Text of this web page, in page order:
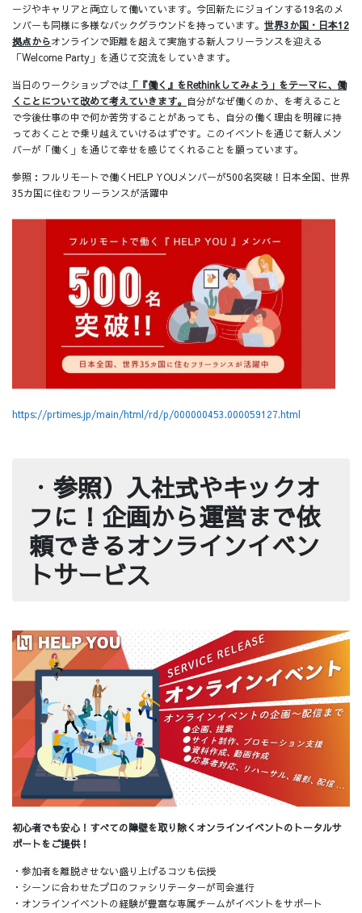
ージやキャリアと両立して働いています。今回新たにジョインする19名のメ
ンバーも同様に多様なバックグラウンドを持っています。 世界3か国・日本12
拠点からオンラインで距離を超えて実施する新人フリーランスを迎える
「Welcome Party」を通じて交流をしていきます。
当日のワークショップでは 「『働く』をRethinkしてみよう」をテーマに、働
くことについて改めて考えていきます。 自分がなぜ働くのか、を考えること
で今後仕事の中で何か苦労することがあっても、自分の働く理由を明確に持
っておくことで乗り越えていけるはずです。このイベントを通じて新人メン
バーが「働く」を通じて幸せを感じてくれることを願っています。
参照：フルリモートで働くHELP YOUメンバーが500名突破！日本全国、世界
35カ国に住むフリーランスが活躍中
https://prtimes.jp/main/html/rd/p/000000453.000059127.html
・ 参照）入社式やキックオ
フに！企画から運営まで依
頼できるオンラインイベン
トサービス
初心者でも安心！すべての障壁を取り除くオンラインイベントのトータルサ
ポートをご提供！
・参加者を離脱させない盛り上げるコツも伝授
・シーンに合わせたプロのファシリテーターが司会進行
・オンラインイベントの経験が豊富な専属チームがイベントをサポート